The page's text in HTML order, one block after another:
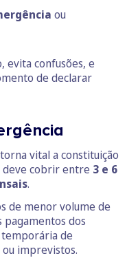
ou
evita confusões, e
de declarar
vital a constituição
deve cobrir entre 3 e 6
.
de menor volume de
dos
de
imprevistos.